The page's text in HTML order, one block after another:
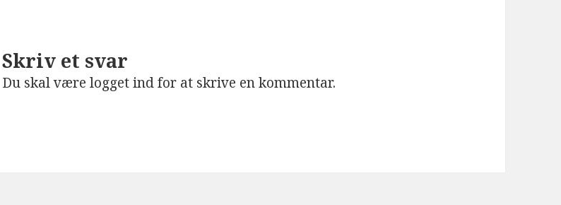
Skriv et svar
Du skal værelogget indfor at skrive en kommentar.